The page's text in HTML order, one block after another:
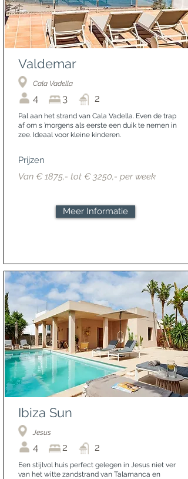
Valdemar
Cala Vadella
4 3 2
Pal aan het strand van Cala Vadella. Even de trap
af om s ’morgens als eerste een duik te nemen in
zee. Ideaal voor kleine kinderen.
Prijzen
Van € 1875,- tot € 3250,- per week
Meer Informatie
Ibiza Sun
Jesus
4 2 2
Een stijlvol huis perfect gelegen in Jesus niet ver
van het witte zandstrand van Talamanca en